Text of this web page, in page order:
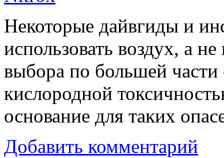
Некоторые дайвгиды и
использовать воздух, а
выбора по большей части
кислородной
основание для таких
Добавить комментарий